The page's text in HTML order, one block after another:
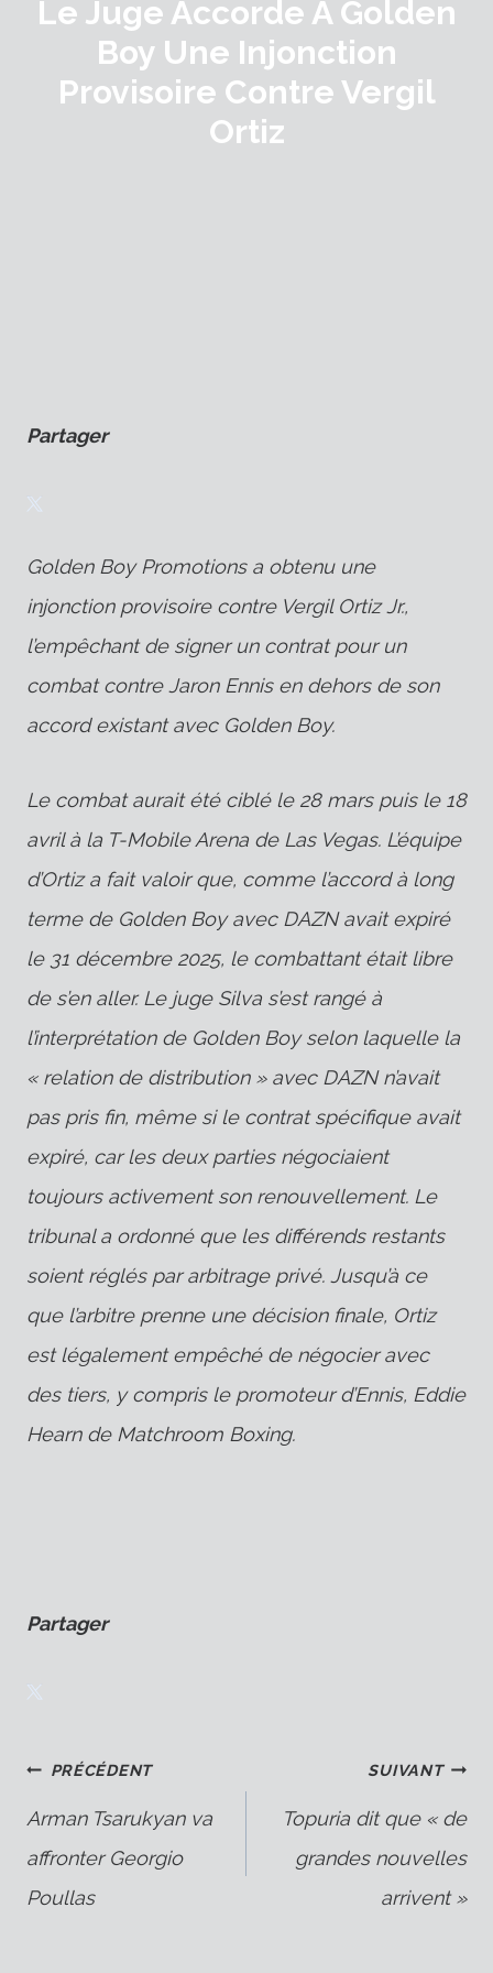
Le Juge Accorde À Golden
Boy Une Injonction
Provisoire Contre Vergil
Ortiz
Partager
Golden Boy Promotions a obtenu une
injonction provisoire contre Vergil Ortiz Jr.,
l’empêchant de signer un contrat pour un
combat contre Jaron Ennis en dehors de son
accord existant avec Golden Boy.
Le combat aurait été ciblé le 28 mars puis le 18
avril à la T-Mobile Arena de Las Vegas. L’équipe
d’Ortiz a fait valoir que, comme l’accord à long
terme de Golden Boy avec DAZN avait expiré
le 31 décembre 2025, le combattant était libre
de s’en aller. Le juge Silva s’est rangé à
l’interprétation de Golden Boy selon laquelle la
« relation de distribution » avec DAZN n’avait
pas pris fin, même si le contrat spécifique avait
expiré, car les deux parties négociaient
toujours activement son renouvellement. Le
tribunal a ordonné que les différends restants
soient réglés par arbitrage privé. Jusqu’à ce
que l’arbitre prenne une décision finale, Ortiz
est légalement empêché de négocier avec
des tiers, y compris le promoteur d’Ennis, Eddie
Hearn de Matchroom Boxing.
Partager
Navigation
de
PRÉCÉDENT
Arman Tsarukyan va
affronter Georgio
Poullas
SUIVANT
Topuria dit que « de
grandes nouvelles
arrivent »